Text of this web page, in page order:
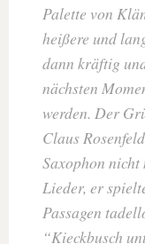
Palette von
heißere und
dann kräftig
nächsten
werden. Der
Claus
Saxophon
Lieder, er
Passagen
Kieckbusch